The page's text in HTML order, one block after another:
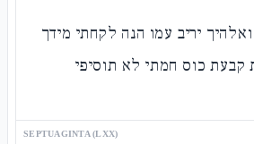
יריב עמו הנה לקחתי מידך
כוס חמתי לא תוסיפי
SEPTUAGINTA (LXX)